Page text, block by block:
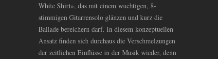
White Shirt», das mit einem wuchtigen, 8-
stimmigen Gitarrensolo glänzen und kurz die
Ballade bereichern darf. In diesem konzeptuellen
Ansatz finden sich durchaus die Verschmelzungen
der zeitlichen Einflüsse in der Musik wieder, denn